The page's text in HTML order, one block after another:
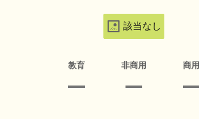
該当なし
教育 非商用 商用